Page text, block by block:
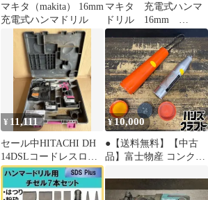
マキタ（makita） 16mm
充電式ハンマドリル
マキタ 充電式ハンマ
ドリル 16mm
HR166D 動作良好 本
体のみケース付
¥ 11,111
セール中HITACHI DH
14DSLコードレスロー
タリハンマドリル14.4V
¥10,000
●【送料無料】【中古
品】富士物産 コンクリ
米上津BP店】